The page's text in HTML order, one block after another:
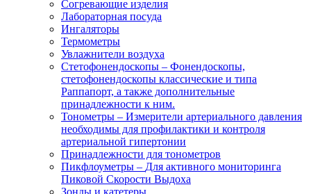
Согревающие изделия
Лабораторная посуда
Ингаляторы
Термометры
Увлажнители воздуха
Стетофонендоскопы – Фонендоскопы,
стетофонендоскопы классические и типа
Раппапорт, а также дополнительные
принадлежности к ним.
Тонометры – Измерители артериального давления
необходимы для профилактики и контроля
артериальной гипертонии
Принадлежности для тонометров
Пикфлоуметры – Для активного мониторинга
Пиковой Скорости Выдоха
Зонды и катетеры